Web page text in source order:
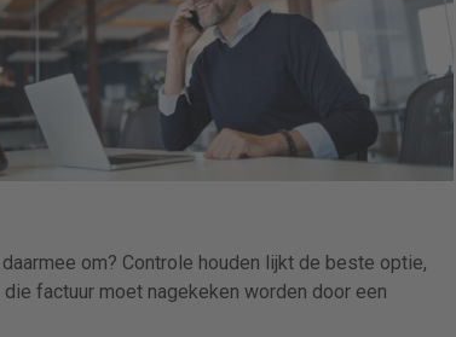
om? Controle houden lijkt de beste optie,
factuur moet nagekeken worden door een